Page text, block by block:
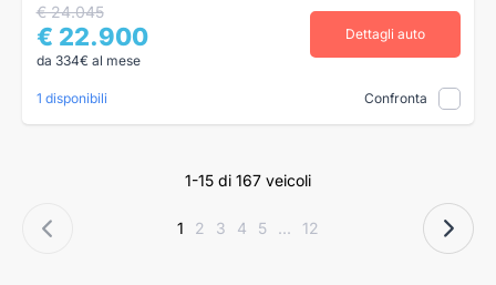
€ 24.045
€ 22.900
da 334€ al mese
Dettagli auto
1 disponibili Confronta
1-15 di 167 veicoli
1 2 3 4 5 ... 12